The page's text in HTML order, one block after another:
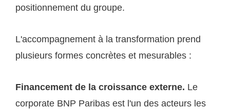
positionnement du groupe.
L'accompagnement à la transformation prend
plusieurs formes concrètes et mesurables :
Financement de la croissance externe. Le
corporate BNP Paribas est l'un des acteurs les